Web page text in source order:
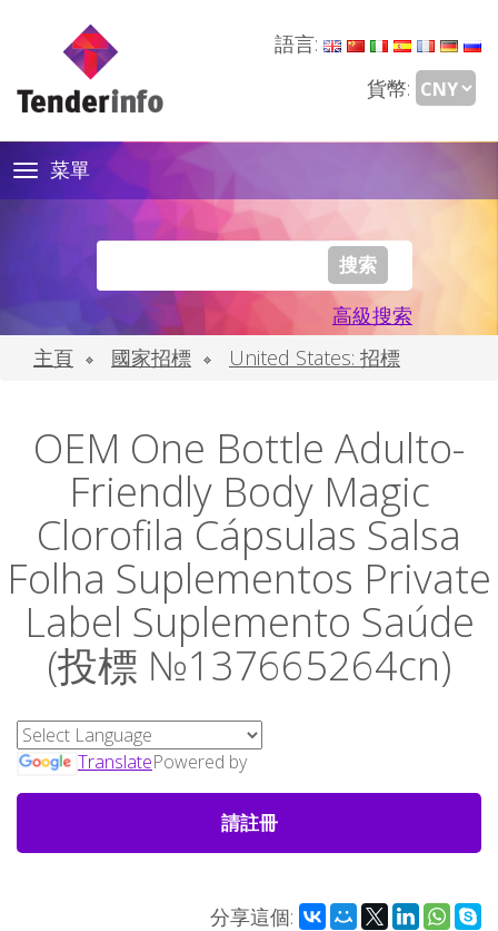
語言:
貨幣:
Toggle
navigation
菜單
高級搜索
主頁
國家招標 United States: 招標
OEM One Bottle Adulto-
Friendly Body Magic
Clorofila Cápsulas Salsa
Folha Suplementos Private
Label Suplemento Saúde
(投標 №137665264cn)
Powered by
Translate
請註冊
分享這個: